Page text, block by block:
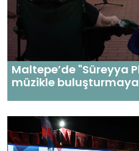
Maltepe’de "Süreyya
müzikle